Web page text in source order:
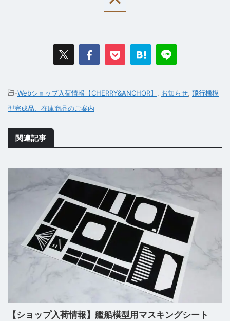
-Webショップ入荷情報【CHERRY&ANCHOR】 お知らせ 飛行機模
型完成品、在庫商品のご案内
関連記事
【ショップ入荷情報】艦船模型用マスキングシート